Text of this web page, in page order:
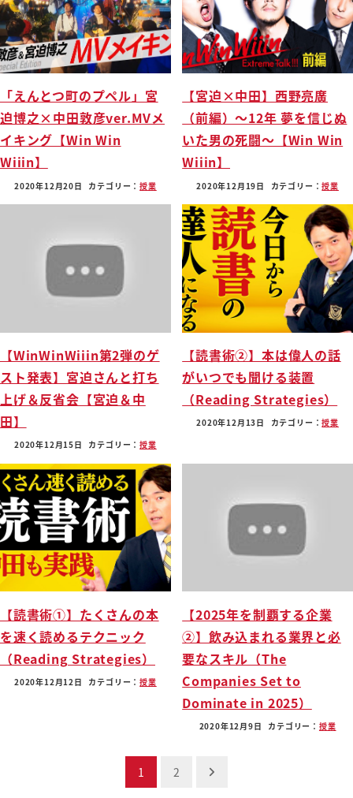
「えんとつ町のプペル」宮
迫博之×中田敦彦ver.MVメ
イキング【Win Win
Wiiin】
2020年12月20日 カテゴリー：授業
【宮迫×中田】西野亮廣
（前編）〜12年 夢を信じぬ
いた男の死闘〜【Win Win
Wiiin】
2020年12月19日 カテゴリー：授業
【WinWinWiiin第2弾のゲ
スト発表】宮迫さんと打ち
上げ＆反省会【宮迫＆中
田】
2020年12月15日 カテゴリー：授業
【読書術②】本は偉人の話
がいつでも聞ける装置
（Reading Strategies）
2020年12月13日 カテゴリー：授業
【読書術①】たくさんの本
を速く読めるテクニック
（Reading Strategies）
2020年12月12日 カテゴリー：授業
【2025年を制覇する企業
②】飲み込まれる業界と必
要なスキル（The
Companies Set to
Dominate in 2025）
2020年12月9日 カテゴリー： 授業
1 2